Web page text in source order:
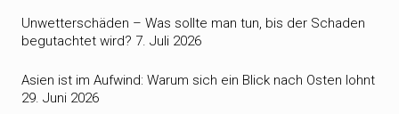
Unwetterschäden – Was sollte man tun, bis der Schaden
begutachtet wird? 7. Juli 2026
Asien ist im Aufwind: Warum sich ein Blick nach Osten lohnt
29. Juni 2026